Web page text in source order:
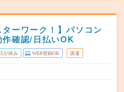
ターワーク！】パソコン
確認/日払いOK
が休み WEB登録OK 派遣